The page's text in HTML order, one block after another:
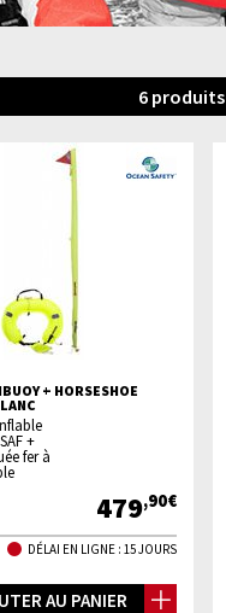
6 produits
+ HORSESHOE
+
fer à
479,90€
DÉLAI EN LIGNE : 15 JOURS
AU PANIER